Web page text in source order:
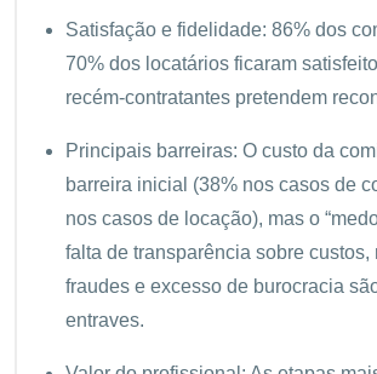
Satisfação e fidelidade: 86% dos
70% dos locatários ficaram
recém-contratantes pretendem
Principais barreiras: O custo da
barreira inicial (38% nos casos de
nos casos de locação), mas o
falta de transparência sobre custos,
fraudes e excesso de burocracia
entraves.